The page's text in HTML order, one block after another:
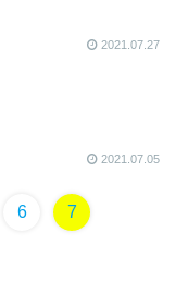
2021.07.27
2021.07.05
6 7